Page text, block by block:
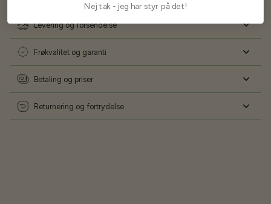
Levering og forsendelse
Frøkvalitet og garanti
Betaling og priser
Returnering og fortrydelse
Nej tak - jeg har styr på det!